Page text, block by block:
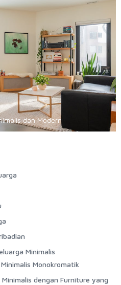
dan Modern
Minimalis
Monokromatik
Minimalis dengan Furniture yang